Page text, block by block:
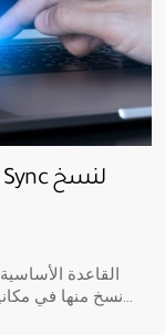
القاعدة
نسخ منها في مكانين مختلفين على الأقل، واللذين من غير المرجح…